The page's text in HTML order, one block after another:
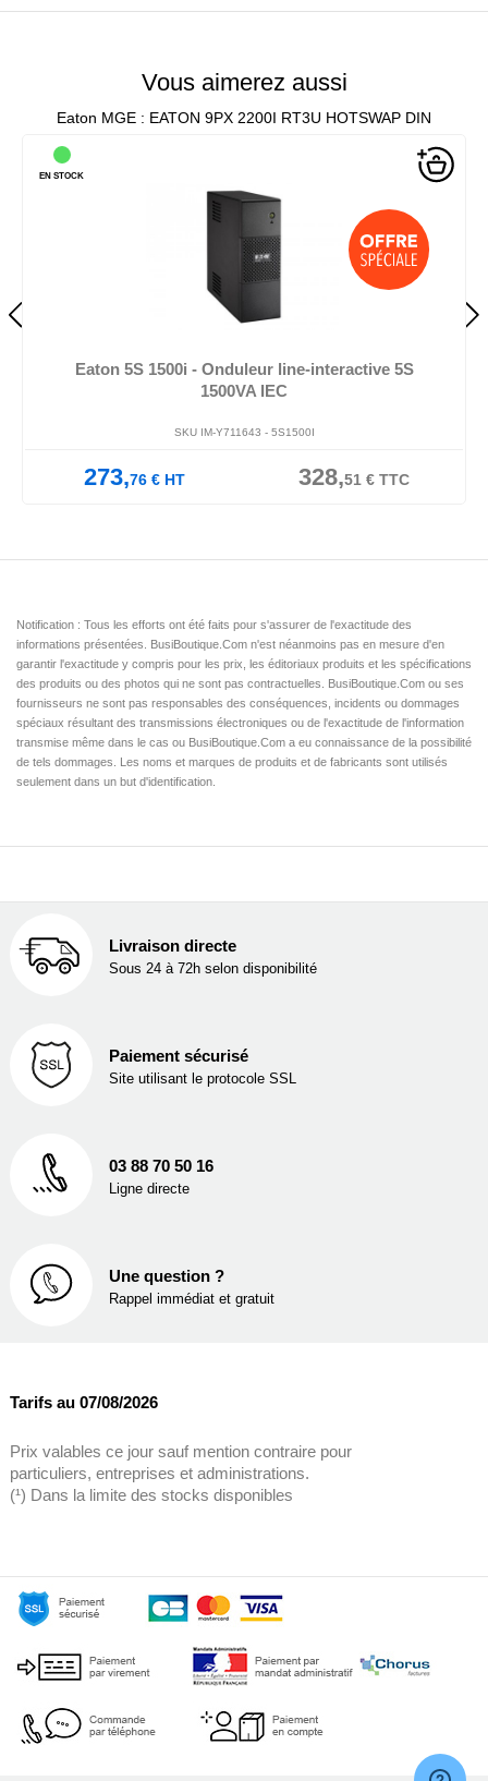
Vous aimerez aussi
Eaton MGE : EATON 9PX 2200I RT3U HOTSWAP DIN
Eaton 5S 1500i - Onduleur line-interactive 5S
1500VA IEC
SKU IM-Y711643 - 5S1500I
273,76 € HT 328,51 €TTC
EN STOCK
Notification : Tous les efforts ont été faits pour s'assurer de l'exactitude des
informations présentées. BusiBoutique.Com n'est néanmoins pas en mesure d'en
garantir l'exactitude y compris pour les prix, les éditoriaux produits et les spécifications
des produits ou des photos qui ne sont pas contractuelles. BusiBoutique.Com ou ses
fournisseurs ne sont pas responsables des conséquences, incidents ou dommages
spéciaux résultant des transmissions électroniques ou de l'exactitude de l'information
transmise même dans le cas ou BusiBoutique.Com a eu connaissance de la possibilité
de tels dommages. Les noms et marques de produits et de fabricants sont utilisés
seulement dans un but d'identification.
Livraison directe
Sous 24 à 72h selon disponibilité
Paiement sécurisé
Site utilisant le protocole SSL
03 88 70 50 16
Ligne directe
Une question ?
Rappel immédiat et gratuit
Tarifs au 07/08/2026
Prix valables ce jour sauf mention contraire pour
particuliers, entreprises et administrations.
(¹) Dans la limite des stocks disponibles